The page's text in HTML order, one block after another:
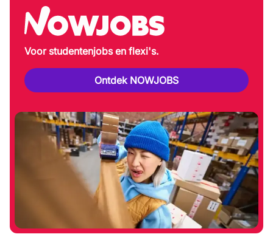
Voor studentenjobs en flexi's.
Ontdek NOWJOBS